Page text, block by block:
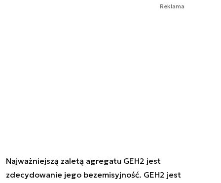
Reklama
Najważniejszą zaletą agregatu GEH2 jest
zdecydowanie jego bezemisyjność. GEH2 jest